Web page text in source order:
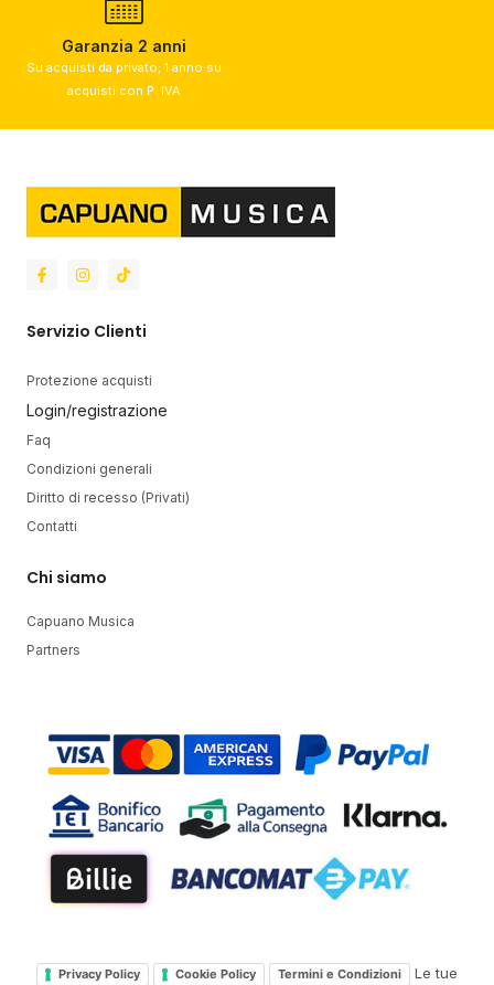
Garanzia 2 anni
Su acquisti da privato; 1 anno su
acquisti con P. IVA​
Servizio Clienti
Protezione acquisti
Login/registrazione
Faq
Condizioni generali
Diritto di recesso (Privati)
Contatti
Chi siamo
Capuano Musica
Partners
Privacy Policy Cookie Policy Termini e Condizioni Le tue